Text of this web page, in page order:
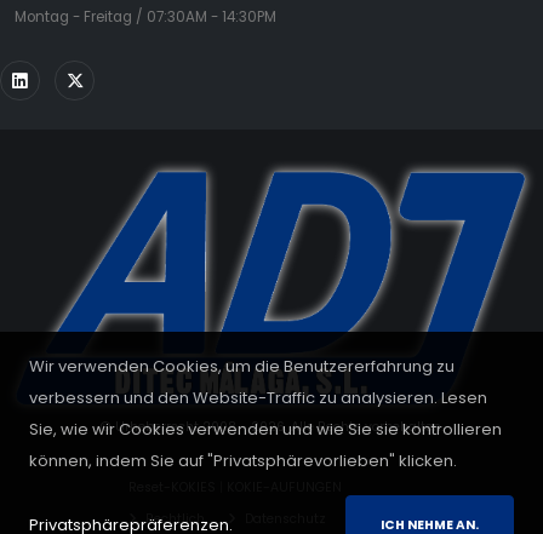
Wir verwenden Cookies, um die Benutzererfahrung zu
verbessern und den Website-Traffic zu analysieren. Lesen
Sie, wie wir Cookies verwenden und wie Sie sie kontrollieren
können, indem Sie auf "Privatsphärevorlieben" klicken.
Privatsphärepräferenzen. ICH NEHME AN.
Montag - Freitag / 07:30AM - 14:30PM
© Urheberrecht 2008 - 2026. Alle Rechte vorbehalten.
Rechtlich
Cookies